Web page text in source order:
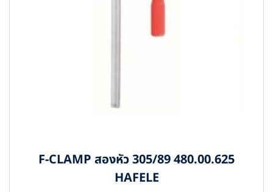
F-CLAMP สองหัว 305/89 480.00.625
HAFELE